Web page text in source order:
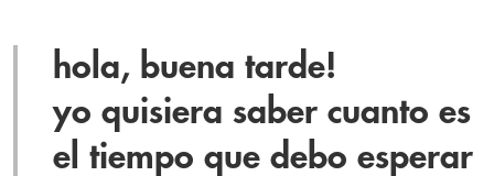
hola, buena tarde!
yo quisiera saber cuanto es
el tiempo que debo esperar